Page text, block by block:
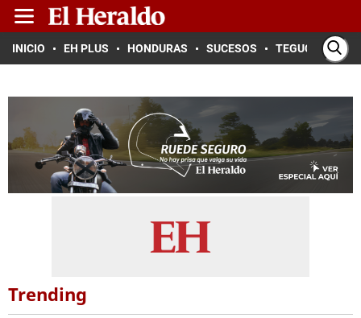
INICIO EH PLUS HONDURAS SUCESOS TEGUCIGALPA
Trending